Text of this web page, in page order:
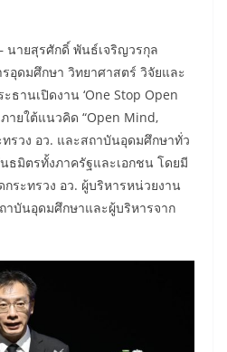
นายสุรศักดิ์ พันธ์เจริญวรกุล
อุดมศึกษา วิทยาศาสตร์ วิจัยและ
ธานเปิดงาน ‘One Stop Open
ภายใต้แนวคิด “Open Mind,
รวง อว. และสถาบันอุดมศึกษาทั่ว
ธมิตรทั้งภาครัฐและเอกชน โดยมี
ระทรวง อว. ผู้บริหารหน่วยงาน
าบันอุดมศึกษาและผู้บริหารจาก